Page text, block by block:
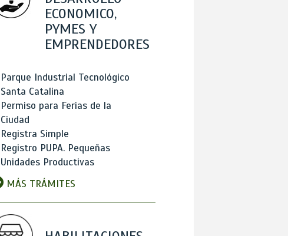
ECONOMICO,
PYMES Y
EMPRENDEDORES
Parque Industrial Tecnológico
Santa Catalina
Permiso para Ferias de la
Ciudad
Registra Simple
Registro PUPA. Pequeñas
Unidades Productivas
MÁS TRÁMITES